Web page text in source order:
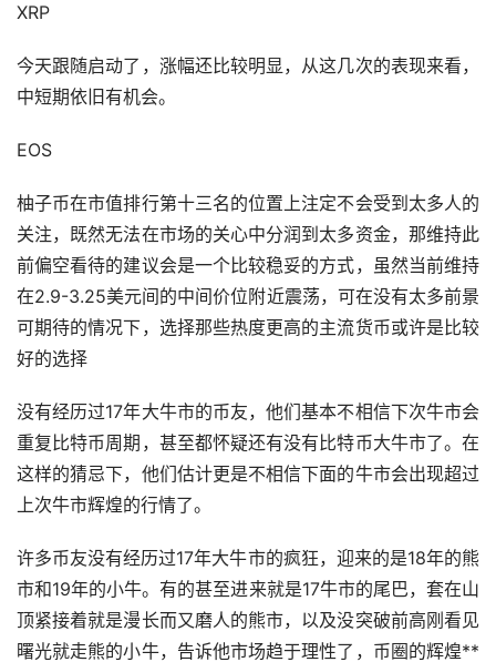
XRP
今天跟随启动了，涨幅还比较明显，从这几次的表现来看，
中短期依旧有机会。
EOS
柚子币在市值排行第十三名的位置上注定不会受到太多人的
关注，既然无法在市场的关心中分润到太多资金，那维持此
前偏空看待的建议会是一个比较稳妥的方式，虽然当前维持
在2.9-3.25美元间的中间价位附近震荡，可在没有太多前景
可期待的情况下，选择那些热度更高的主流货币或许是比较
好的选择
没有经历过17年大牛市的币友，他们基本不相信下次牛市会
重复比特币周期，甚至都怀疑还有没有比特币大牛市了。在
这样的猜忌下，他们估计更是不相信下面的牛市会出现超过
上次牛市辉煌的行情了。
许多币友没有经历过17年大牛市的疯狂，迎来的是18年的熊
市和19年的小牛。有的甚至进来就是17牛市的尾巴，套在山
顶紧接着就是漫长而又磨人的熊市，以及没突破前高刚看见
曙光就走熊的小牛，告诉他市场趋于理性了，币圈的辉煌**